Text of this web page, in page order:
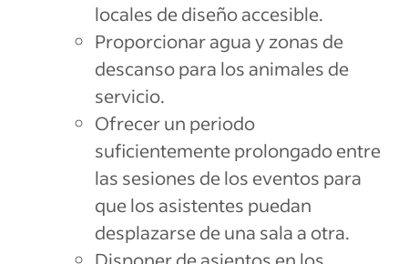
locales de diseño accesible.
Proporcionar agua y zonas de
descanso para los animales de
servicio.
Ofrecer un periodo
suficientemente prolongado entre
las sesiones de los eventos para
que los asistentes puedan
desplazarse de una sala a otra.
Disponer de asientos en los